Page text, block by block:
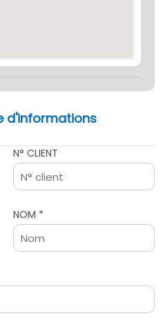
d'informations
N° CLIENT
NOM *